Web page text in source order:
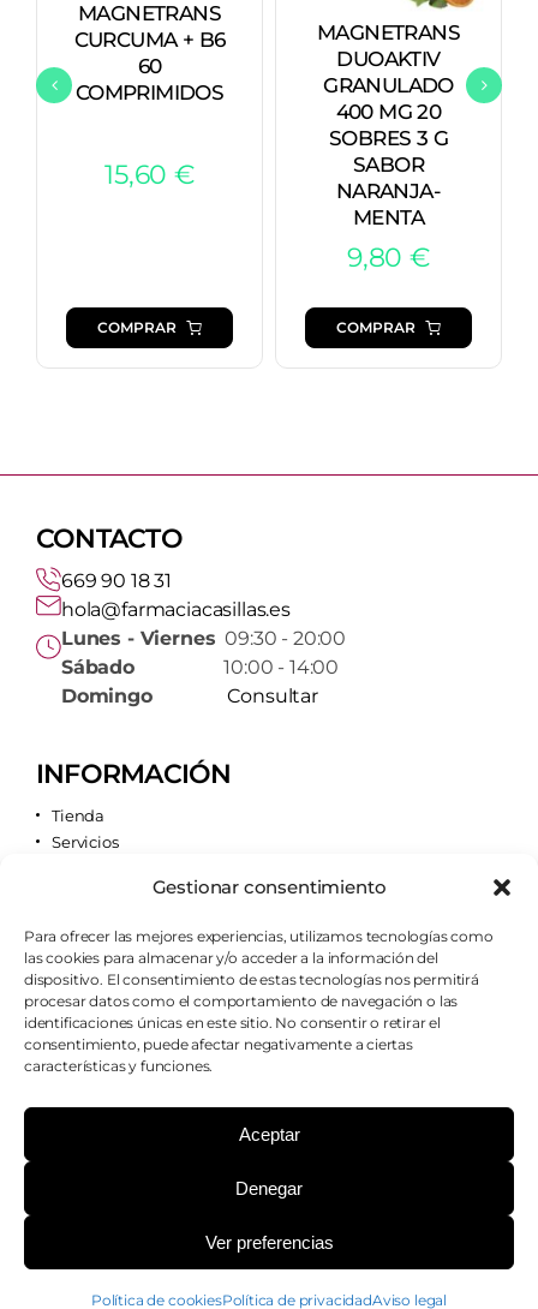
Gestionar consentimiento
Para ofrecer las mejores experiencias, utilizamos tecnologías como
las cookies para almacenar y/o acceder a la información del
dispositivo. El consentimiento de estas tecnologías nos permitirá
procesar datos como el comportamiento de navegación o las
identificaciones únicas en este sitio. No consentir o retirar el
consentimiento, puede afectar negativamente a ciertas
características y funciones.
Aceptar
Denegar
Ver preferencias
Política de cookiesPolítica de privacidadAviso legal
MAGNETRANS
CURCUMA + B6
60
COMPRIMIDOS
15,60 €
COMPRAR
MAGNETRANS
DUOAKTIV
GRANULADO
400 MG 20
SOBRES 3 G
SABOR
NARANJA-
MENTA
9,80€
COMPRAR
CONTACTO
669 90 18 31
hola@farmaciacasillas.es
Lunes - Viernes 09:30 - 20:00
Sábado10:00 - 14:00
Domingo
Consultar
INFORMACIÓN
Tienda
Servicios
Quiénes somos
AVISOS LEGALES
Aviso legal
Política de cookies
Política de privacidad
Copyright 2026 - Farmacia Casillas - Todos los